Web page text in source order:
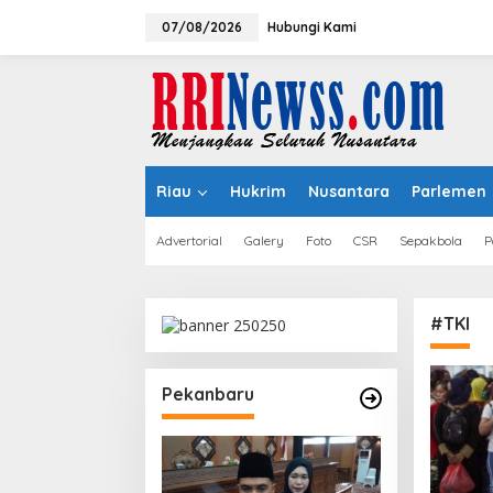
07/08/2026 Hubungi Kami
Riau Hukrim Nusantara Parlemen
Advertorial Galery Foto CSR Sepakbola
Pekanbaru
#TKI